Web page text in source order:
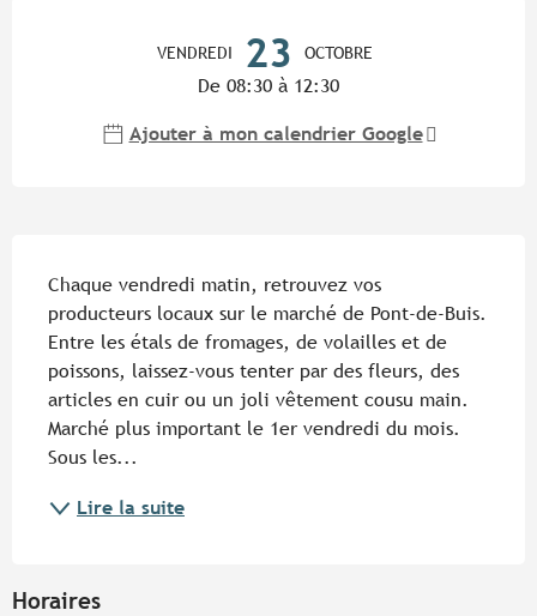
VENDREDI 23 OCTOBRE
De 08:30 à 12:30
Ajouter à mon calendrier Google
Chaque vendredi matin, retrouvez vos
producteurs locaux sur le marché de Pont-de-Buis.
Entre les étals de fromages, de volailles et de
poissons, laissez-vous tenter par des fleurs, des
articles en cuir ou un joli vêtement cousu main.
Marché plus important le 1er vendredi du mois.
Sous les...
Lire la suite
Horaires